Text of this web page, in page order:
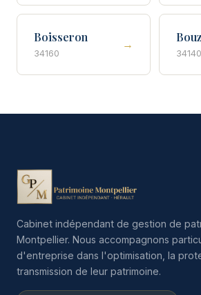
Boisseron
34160
→
34140
Cabinet indépendant de gestion de
Montpellier. Nous accompagnons
d'entreprise dans l'optimisation, la
transmission de leur patrimoine.